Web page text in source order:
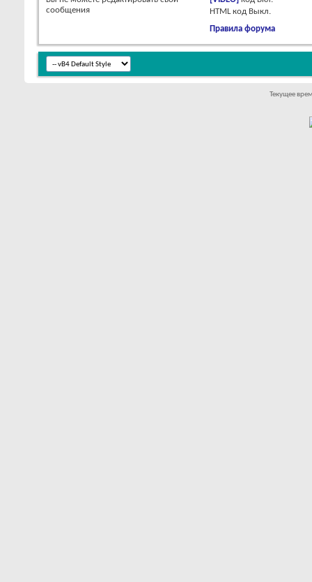
сообщения
HTML код Выкл.
Правила форума
Текущее